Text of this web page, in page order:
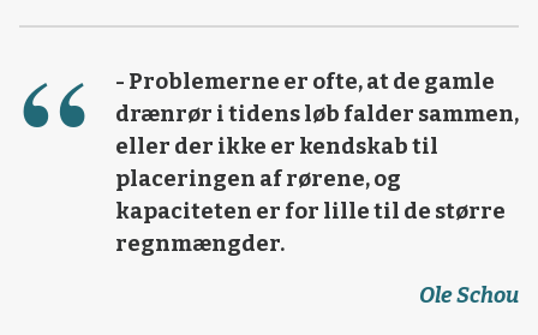
- Problemerne er ofte, at de gamle
drænrør i tidens løb falder sammen,
eller der ikke er kendskab til
placeringen af rørene, og
kapaciteten er for lille til de større
regnmængder.
Ole Schou